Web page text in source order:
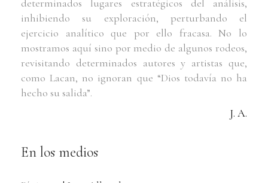
determinados lugares estratégicos del análisis,
inhibiendo su exploración, perturbando el
ejercicio analítico que por ello fracasa. No lo
mostramos aquí sino por medio de algunos rodeos,
revisitando determinados autores y artistas que,
como Lacan, no ignoran que “Dios todavía no ha
hecho su salida”.
J. A.
En los medios